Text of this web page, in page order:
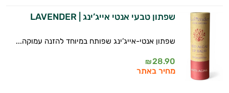
שפתון טבעי אנטי אייג’ינג | LAVENDER
שפתון אנטי-אייג’ינג שפותח במיוחד להזנה עמוקה...
28.90
₪
מחיר באתר